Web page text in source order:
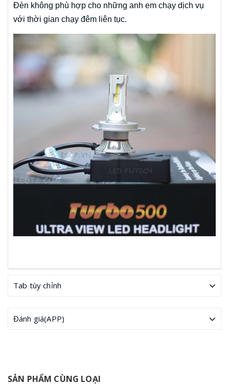
Đèn không phù hợp cho những anh em chạy dịch vụ
với thời gian chạy đêm liên tục.
Tab tùy chỉnh
Đánh giá(APP)
SẢN PHẨM CÙNG LOẠI